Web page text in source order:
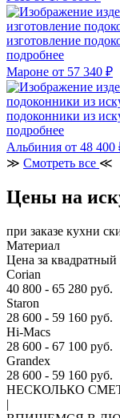
изготовление
подробнее
Мароне от 57 340 ₽
подоконники из
подробнее
Альбиния от 48 400
≫ Смотреть все ≪
Цены на
при заказе кухни
Материал
Цена за квадратный
Corian
40 800 - 65 280 руб.
Staron
28 600 - 59 160 руб.
Hi-Macs
28 600 - 67 100 руб.
Grandex
28 600 - 59 160 руб.
НЕСКОЛЬКО
|